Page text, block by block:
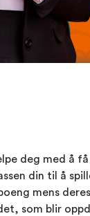
deg med å
din til å
mens
som blir